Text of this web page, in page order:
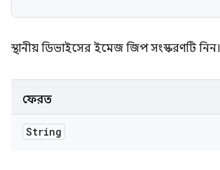
স্থানীয় ডিভাইসের ইমেজ জিপ সংস্করণটি নিন।
ফেরত
String